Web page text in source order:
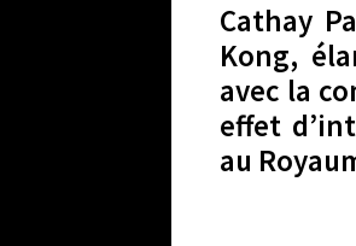
Cathay
Kong,
avec la
effet
au